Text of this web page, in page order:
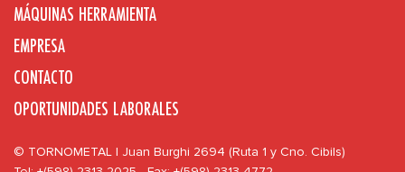
MÁQUINAS HERRAMIENTA
EMPRESA
CONTACTO
OPORTUNIDADES LABORALES
© TORNOMETAL | Juan Burghi 2694 (Ruta 1 y Cno. Cibils)